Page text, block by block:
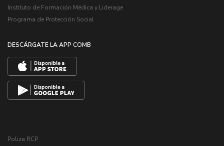
Instituto de Formación Médica y Liderage
Programa de Protección Social
DESCÁRGATE LA APP COMB
Poliza RCP